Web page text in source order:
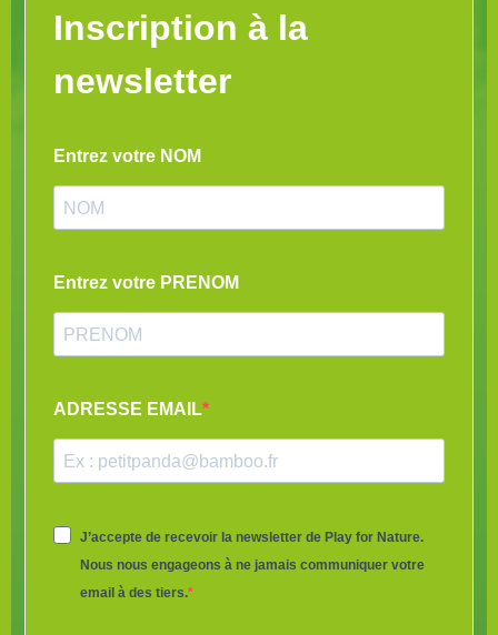
Inscription à la
newsletter
Entrez votre NOM
Entrez votre PRENOM
ADRESSE EMAIL
J’accepte de recevoir la newsletter de Play for Nature.
Nous nous engageons à ne jamais communiquer votre
email à des tiers.